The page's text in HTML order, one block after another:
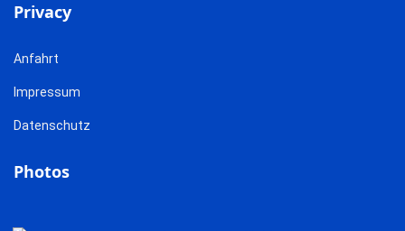
Privacy
Anfahrt
Impressum
Datenschutz
Photos